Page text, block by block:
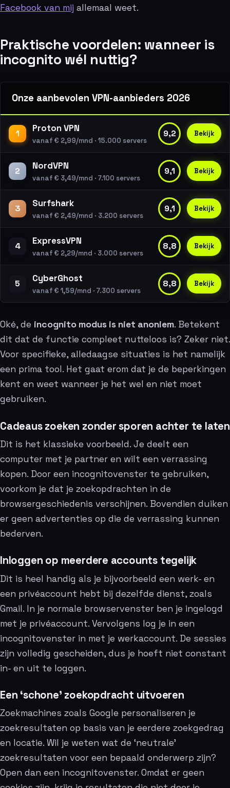
Facebook van mij allemaal weet.
Praktische voordelen: wanneer is
incognito wél nuttig?
Onze aanbevolen VPN-aanbieders 2026
1 Proton VPN
vanaf € 2,99/mnd · 15.000 servers
9,2 Bekijk
2 NordVPN
vanaf € 3,49/mnd · 7.100 servers
9,1 Bekijk
3 Surfshark
vanaf € 2,49/mnd · 3.200 servers
9,1 Bekijk
4 ExpressVPN
vanaf € 2,29/mnd · 3.000 servers
8,8 Bekijk
5 CyberGhost
vanaf € 1,59/mnd · 7.300 servers
8,8 Bekijk
Oké, de incognito modus is niet anoniem. Betekent
dit dat de functie compleet nutteloos is? Zeker niet.
Voor specifieke, alledaagse situaties is het namelijk
een prima tool. Het gaat erom dat je de beperkingen
kent en weet wanneer je het wel en niet moet
gebruiken.
Cadeaus zoeken zonder sporen achter te laten
Dit is het klassieke voorbeeld. Je deelt een
computer met je partner en wilt een verrassing
kopen. Door een incognitovenster te gebruiken,
voorkom je dat je zoekopdrachten in de
browsergeschiedenis verschijnen. Bovendien duiken
er geen advertenties op die de verrassing kunnen
bederven.
Inloggen op meerdere accounts tegelijk
Dit is heel handig als je bijvoorbeeld een werk- en
een privéaccount hebt bij dezelfde dienst, zoals
Gmail. In je normale browservenster ben je ingelogd
met je privéaccount. Vervolgens log je in een
incognitovenster in met je werkaccount. De sessies
zijn volledig gescheiden, dus je hoeft niet constant
in- en uit te loggen.
Een ‘schone’ zoekopdracht uitvoeren
Zoekmachines zoals Google personaliseren je
zoekresultaten op basis van je eerdere zoekgedrag
en locatie. Wil je weten wat de ‘neutrale’
zoekresultaten voor een bepaald onderwerp zijn?
Open dan een incognitovenster. Omdat er geen